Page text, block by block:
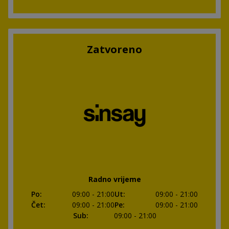
Zatvoreno
Radno vrijeme
Po: 09:00 - 21:00Ut: 09:00 - 21:00
Čet: 09:00 - 21:00Pe: 09:00 - 21:00
Sub: 09:00 - 21:00